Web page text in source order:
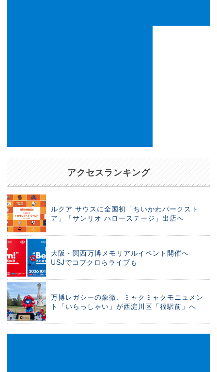
アクセスランキング
ルクア サウスに全国初「ちいかわパークスト
ア」「サンリオ ハローステージ」出店へ
大阪・関西万博メモリアルイベント開催へ
USJでコブクロらライブも
万博レガシーの象徴、ミャクミャクモニュメン
ト「いらっしゃい」が西淀川区「福駅前」へ